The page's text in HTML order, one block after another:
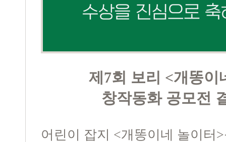
제7회 보리 <개똥이
창작동화 공모전
어린이 잡지 <개똥이네 놀이터